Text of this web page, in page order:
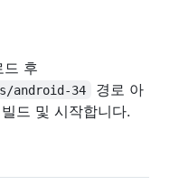
드 후
android-34
경로 아
드 및 시작합니다.